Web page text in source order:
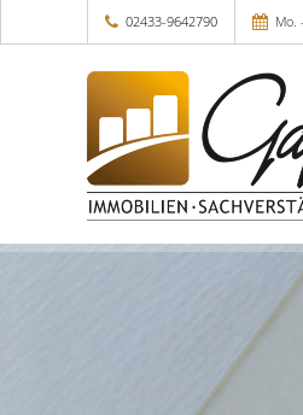
02433-9642790 Mo.